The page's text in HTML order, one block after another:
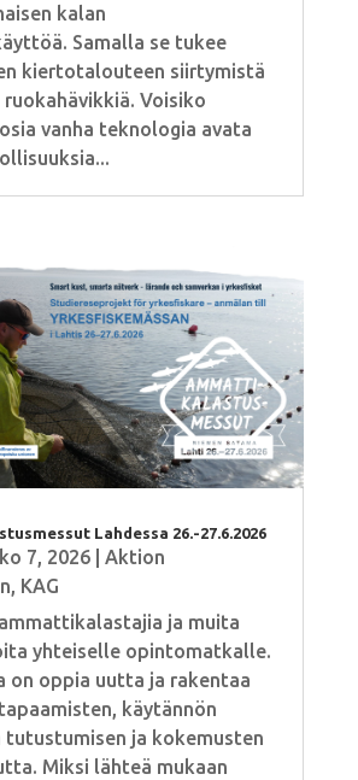
kalan
Samalla se tukee
kiertotalouteen siirtymistä
ruokahävikkiä. Voisiko
vanha teknologia avata
Lahdessa 26.-27.6.2026
7, 2026| Aktion
, KAG
ja muita
yhteiselle opintomatkalle.
on oppia uutta ja rakentaa
käytännön
tutustumisen ja kokemusten
Miksi lähteä mukaan